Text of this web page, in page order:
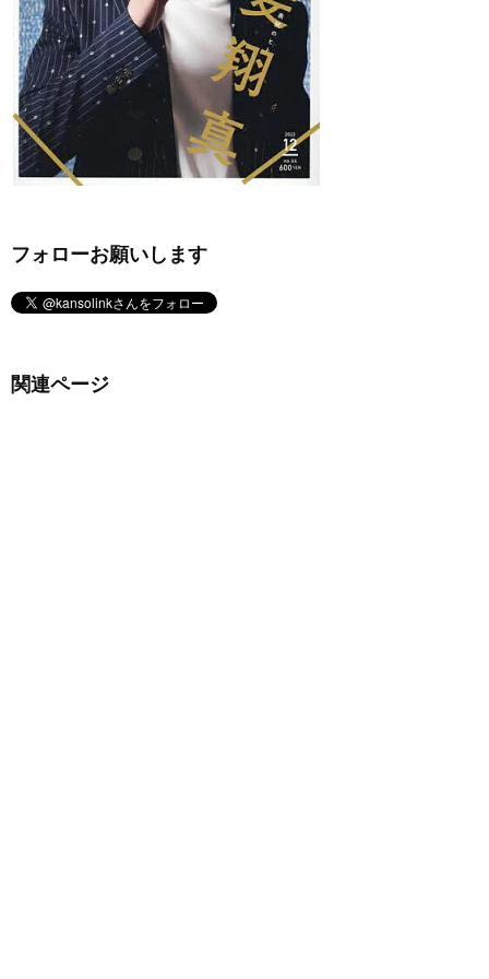
フォローお願いします
関連ページ